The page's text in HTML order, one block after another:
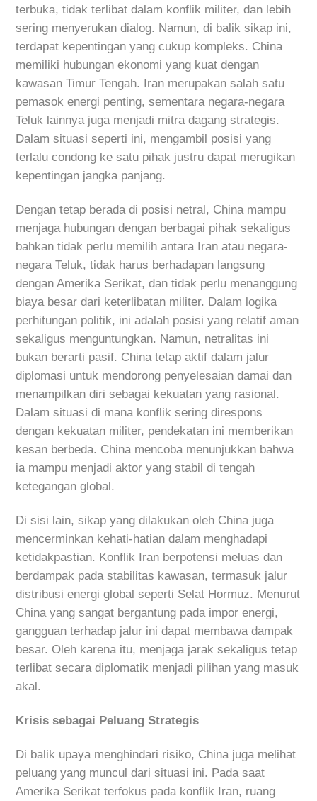
terbuka, tidak terlibat dalam konflik militer, dan lebih
sering menyerukan dialog. Namun, di balik sikap ini,
terdapat kepentingan yang cukup kompleks. China
memiliki hubungan ekonomi yang kuat dengan
kawasan Timur Tengah. Iran merupakan salah satu
pemasok energi penting, sementara negara-negara
Teluk lainnya juga menjadi mitra dagang strategis.
Dalam situasi seperti ini, mengambil posisi yang
terlalu condong ke satu pihak justru dapat merugikan
kepentingan jangka panjang.
Dengan tetap berada di posisi netral, China mampu
menjaga hubungan dengan berbagai pihak sekaligus
bahkan tidak perlu memilih antara Iran atau negara-
negara Teluk, tidak harus berhadapan langsung
dengan Amerika Serikat, dan tidak perlu menanggung
biaya besar dari keterlibatan militer. Dalam logika
perhitungan politik, ini adalah posisi yang relatif aman
sekaligus menguntungkan. Namun, netralitas ini
bukan berarti pasif. China tetap aktif dalam jalur
diplomasi untuk mendorong penyelesaian damai dan
menampilkan diri sebagai kekuatan yang rasional.
Dalam situasi di mana konflik sering direspons
dengan kekuatan militer, pendekatan ini memberikan
kesan berbeda. China mencoba menunjukkan bahwa
ia mampu menjadi aktor yang stabil di tengah
ketegangan global.
Di sisi lain, sikap yang dilakukan oleh China juga
mencerminkan kehati-hatian dalam menghadapi
ketidakpastian. Konflik Iran berpotensi meluas dan
berdampak pada stabilitas kawasan, termasuk jalur
distribusi energi global seperti Selat Hormuz. Menurut
China yang sangat bergantung pada impor energi,
gangguan terhadap jalur ini dapat membawa dampak
besar. Oleh karena itu, menjaga jarak sekaligus tetap
terlibat secara diplomatik menjadi pilihan yang masuk
akal.
Krisis sebagai Peluang Strategis
Di balik upaya menghindari risiko, China juga melihat
peluang yang muncul dari situasi ini. Pada saat
Amerika Serikat terfokus pada konflik Iran, ruang